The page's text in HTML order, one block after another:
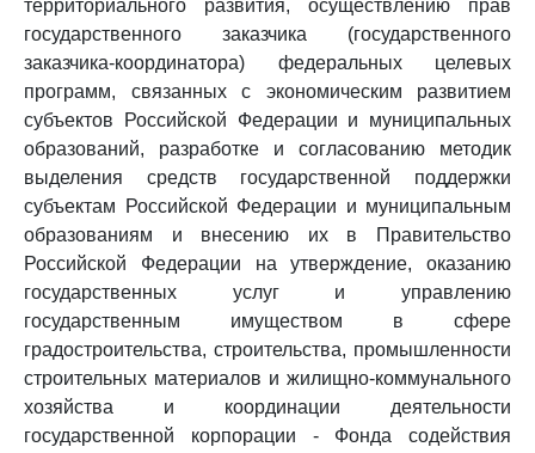
территориального развития, осуществлению прав
государственного заказчика (государственного
заказчика-координатора) федеральных целевых
программ, связанных с экономическим развитием
субъектов Российской Федерации и муниципальных
образований, разработке и согласованию методик
выделения средств государственной поддержки
субъектам Российской Федерации и муниципальным
образованиям и внесению их в Правительство
Российской Федерации на утверждение, оказанию
государственных услуг и управлению
государственным имуществом в сфере
градостроительства, строительства, промышленности
строительных материалов и жилищно-коммунального
хозяйства и координации деятельности
государственной корпорации - Фонда содействия